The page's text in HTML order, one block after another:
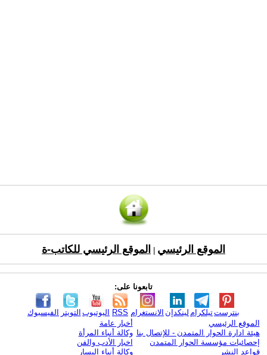
الموقع الرئيسي الموقع الرئيسي للكاتب-ة
تابعونا على:
الفيسبوك التويتر اليوتيوب RSS الانستغرام لينكدإن تيلكرامبنترست
الموقع الرئيسي
هيئة ادارة الحوار المتمدن - للإتصال بنا
إحصائيات مؤسسة الحوار المتمدن
قواعد النشر
أخبار عامة
وكالة أنباء المرأة
اخبار الأدب والفن
وكالة أنباء اليسار